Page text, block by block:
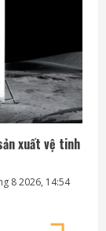
xuất vệ tinh
8 2026, 14:54